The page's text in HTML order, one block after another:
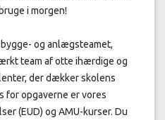
i morgen!
og anlægsteamet,
team af otte ihærdige og
der dækker skolens
for opgaverne er vores
(EUD) og AMU-kurser. Du